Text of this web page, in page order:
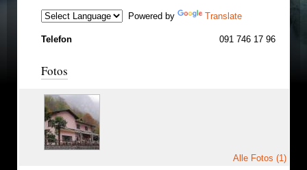
Powered by Translate
Telefon 091 746 17 96
Fotos
Alle Fotos (1)